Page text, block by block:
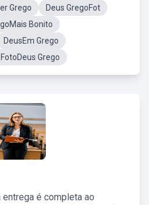
Grego
Deus GregoFot
Bonito
DeusEm Grego
FotoDeus Grego
entrega é completa ao